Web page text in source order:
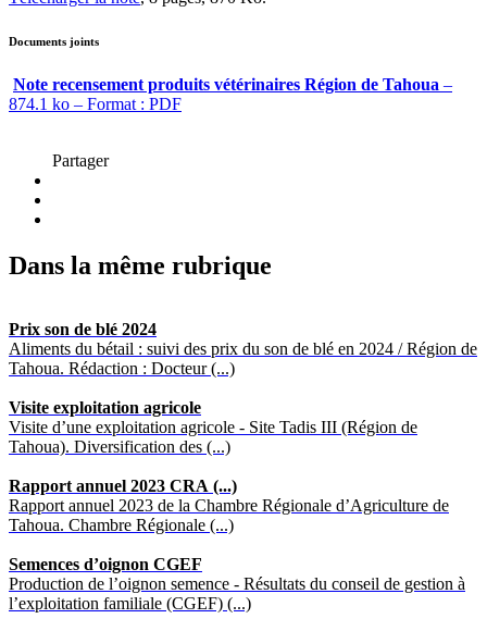
Documents joints
Note recensement produits vétérinaires Région de Tahoua –
874.1 ko – Format : PDF
Partager
Dans la même rubrique
Prix son de blé 2024
Aliments du bétail : suivi des prix du son de blé en 2024 / Région de
Tahoua. Rédaction : Docteur (...)
Visite exploitation agricole
Visite d’une exploitation agricole - Site Tadis III (Région de
Tahoua). Diversification des (...)
Rapport annuel 2023 CRA (...)
Rapport annuel 2023 de la Chambre Régionale d’Agriculture de
Tahoua. Chambre Régionale (...)
Semences d’oignon CGEF
Production de l’oignon semence - Résultats du conseil de gestion à
l’exploitation familiale (CGEF) (...)